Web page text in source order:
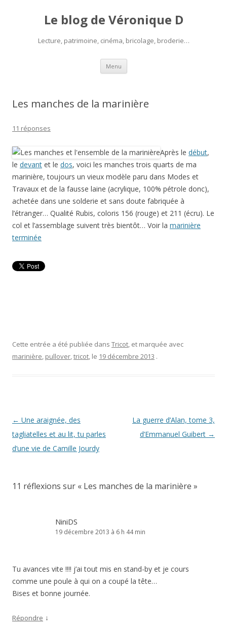
Le blog de Véronique D
Lecture, patrimoine, cinéma, bricolage, broderie…
Menu Aller
contenu
Les manches de la marinière
11 réponses
Après le début,
le devant et le dos, voici les manches trois quarts de ma
marinière, toujours un vieux modèle paru dans Modes et
Travaux et de la fausse laine (acrylique, 100% pétrole donc),
achetée dans une solderie et sans doute fabriquée à
l’étranger… Qualité Rubis, coloris 156 (rouge) et 211 (écru). Le
col et l’assemblage suivent très bientôt… Voir la marinière
terminée
Cette entrée a été publiée dans Tricot, et marquée avec
marinière, pullover,tricot, le 19 décembre 2013 .
Navigation
des
articles
← Une araignée, des
tagliatelles et au lit, tu parles
d’une vie de Camille Jourdy
La guerre d’Alan, tome 3,
d’Emmanuel Guibert →
11 réflexions sur « Les manches de la marinière »
NiniDS
19 décembre 2013 à 6 h 44 min
Tu avances vite !!!! j’ai tout mis en stand-by et je cours
comme une poule à qui on a coupé la tête…
Bises et bonne journée.
Répondre ↓